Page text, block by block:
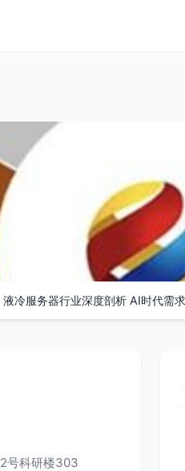
液冷服务器行业深度剖析 AI时代需
号科研楼303